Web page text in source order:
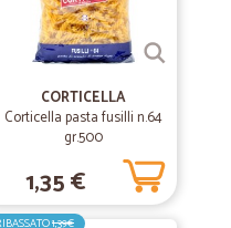
pacco…
perfetto e anche in breve
con Cicalia.
CORTICELLA
Corticella pasta fusilli n.64
gr.500
1,35 €
1,39€